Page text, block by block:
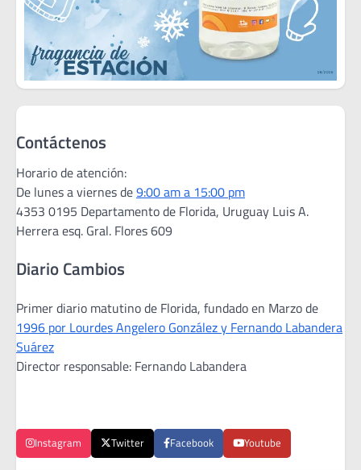
Contáctenos
Horario de atención:
De lunes a viernes de9:00 am a 15:00 pm
4353 0195 Departamento de Florida, Uruguay Luis A.
Herrera esq. Gral. Flores 609
Diario Cambios
Primer diario matutino de Florida, fundado en Marzo de
1996 por Lourdes Angelero González y Fernando Labandera
Suárez
Director responsable: Fernando Labandera
Instagram Twitter Facebook Youtube